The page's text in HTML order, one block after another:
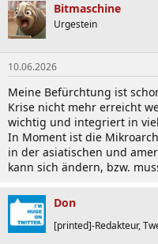
Bitmaschine
Urgestein
10.06.2026
Meine Befürchtung ist
Krise nicht mehr erreicht
wichtig und integriert in
In Moment ist die
in der asiatischen und
kann sich ändern, bzw.
Don
[printed]-Redakteur,